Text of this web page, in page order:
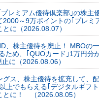
レミアム優待倶楽部｣の株主
2000～9万ポイントの｢プレミ
に（2026.08.07）
、株主優待を廃止！ MBOの
ため、｢QUOカード｣1万円分
に（2026.08.06）
グス、株主優待を拡充して、
上でもらえる｢デジタルギフ
とに！ （2026.08.05）